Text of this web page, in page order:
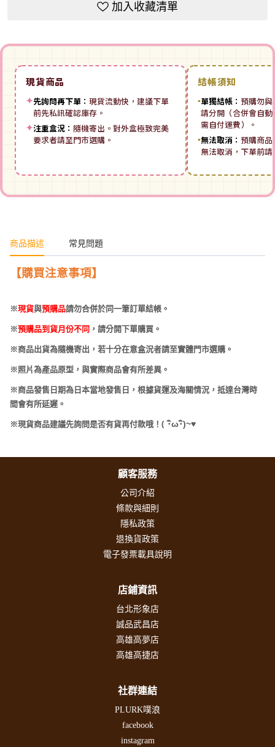
加入收藏清單
現貨商品
✦先詢問再下單： 現貨流動快，建議下單
前先私訊確認庫存。
✦注重盒況： 隨機寄出。對外盒極致完美
要求者請至門市選購。
結帳須知
▪單獨結帳： 預購勿與
請分開（合併會自
需自付運費）。
▪無法取消： 預購商品
無法取消，下單前
商品描述 常見問題
【購買注意事項】
※現貨與預購品請勿合併於同一筆訂單結帳。
※預購品到貨月份不同 ，請分開下單購買。
※商品出貨為隨機寄出，若十分在意盒況者請至實體門市選購。
※照片為產品原型，與實際商品會有所差異。
※商品發售日期為日本當地發售日，根據貨運及海關情況，抵達台灣時
間會有所延遲。
※現貨商品建議先詢問是否有貨再付款哦！ (･ω･)~♥
顧客服務
公司介紹
條款與細則
隱私政策
退換貨政策
電子發票載具說明
店鋪資訊
台北形象店
誠品武昌店
高雄高夢店
高雄高捷店
社群連結
PLURK噗浪
facebook
instagram